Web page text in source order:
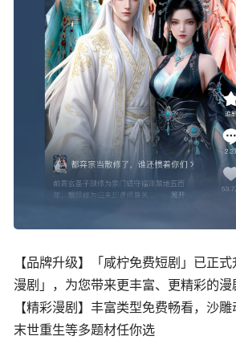
【品牌升级】「咸柠免费短剧」已正
漫剧」，为您带来更丰富、更精彩的漫
【精彩漫剧】丰富类型免费畅看，沙雕
末世重生等多题材任你选